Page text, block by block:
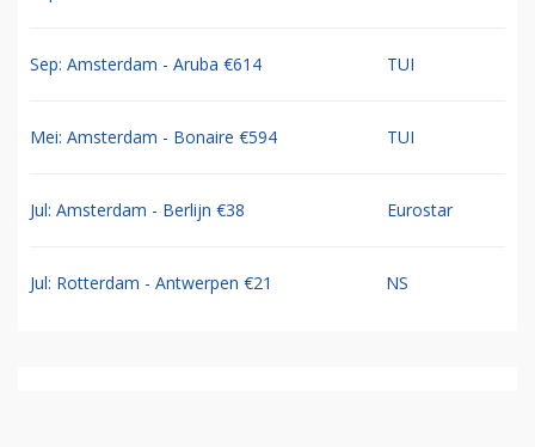
Sep: Amsterdam - Aruba €614 TUI
Mei: Amsterdam - Bonaire €594 TUI
Jul: Amsterdam - Berlijn €38 Eurostar
Jul: Rotterdam - Antwerpen €21 NS